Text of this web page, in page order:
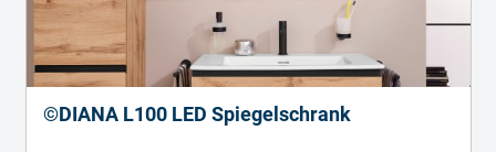
©DIANA L100 LED Spiegelschrank